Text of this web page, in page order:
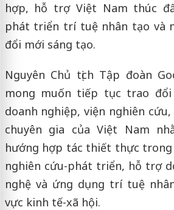
hợp, hỗ trợ Việt Nam thúc
phát triển trí tuệ nhân tạo và
đổi mới sáng tạo.
Nguyên Chủ tịch Tập đoàn
mong muốn tiếp tục trao đổi
doanh nghiệp, viện nghiên
chuyên gia của Việt Nam
hướng hợp tác thiết thực trong
nghiên cứu-phát triển, hỗ trợ
nghệ và ứng dụng trí tuệ
vực kinh tế-xã hội.